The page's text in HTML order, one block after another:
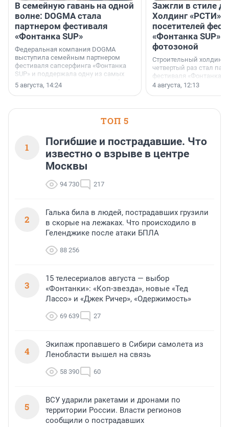
В семейную гавань на одной
волне: DOGMA стала
партнером фестиваля
«Фонтанка SUP»
Федеральная компания DOGMA
выступила семейным партнером
фестиваля сапсерфинга «Фонтанка
SUP» и поддержала одну из самых
ярких и романтичных номинаций —
«SUP-свадьба».
5 августа, 14:24
Зажгли в стиле
Холдинг «РСТИ»
посетителей
«Фонтанка SUP»
фотозоной
Строительный холдинг
четвертый раз стал
фестиваля «Фонтанка
раз компания
посетителям
4 августа, 12:13
ТОП 5
1
Погибшие и пострадавшие. Что
известно о взрыве в центре
Москвы
94 730 217
2
Галька била в людей, пострадавших грузили
в скорые на лежаках. Что происходило в
Геленджике после атаки БПЛА
88 256
3
15 телесериалов августа — выбор
«Фонтанки»: «Коп-звезда», новые «Тед
Лассо» и «Джек Ричер», «Одержимость»
69 639 27
4
Экипаж пропавшего в Сибири самолета из
Ленобласти вышел на связь
58 390 60
5
ВСУ ударили ракетами и дронами по
территории России. Власти регионов
сообщили о пострадавших